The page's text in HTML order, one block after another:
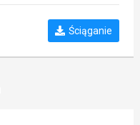
Ściąganie